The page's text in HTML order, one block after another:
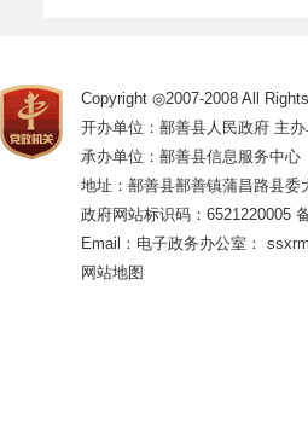
Copyright ◎2007-2008 All
开办单位：鄯善县人民政府 主
承办单位：鄯善县信息服务中心
地址：鄯善县鄯善镇蒲昌路县委
政府网站标识码：6521220005
Email：电子政务办公室：
网站地图